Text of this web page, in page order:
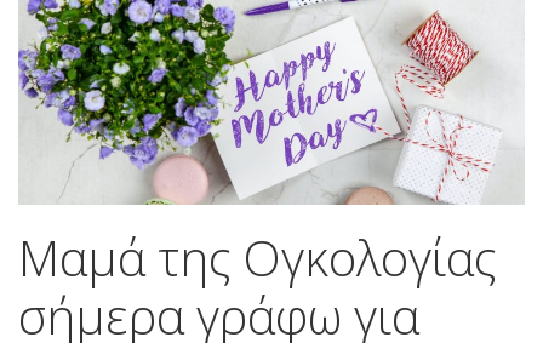
Μαμά της Ογκολογίας
σήμερα γράφω για